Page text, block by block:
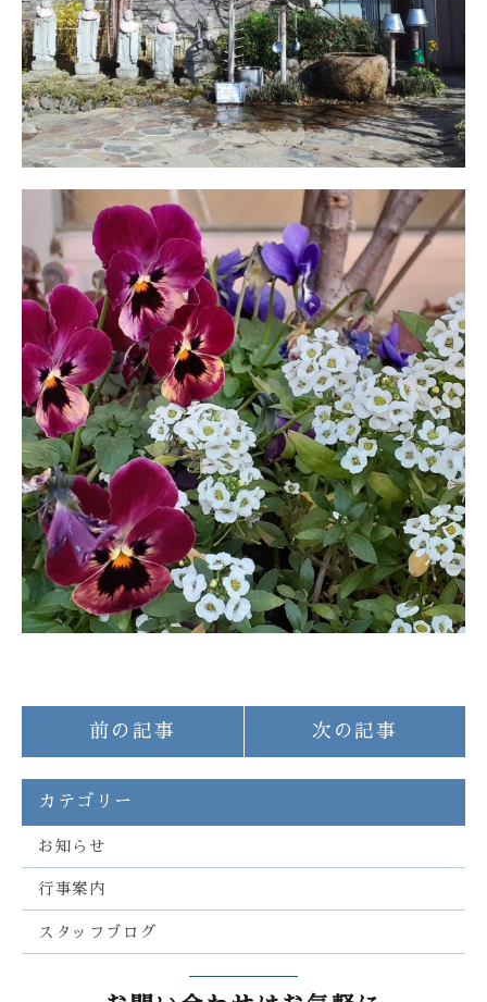
前の記事 次の記事
カテゴリー
お知らせ
行事案内
スタッフブログ